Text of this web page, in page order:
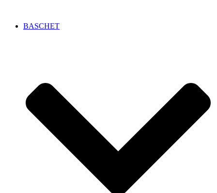
BASCHET